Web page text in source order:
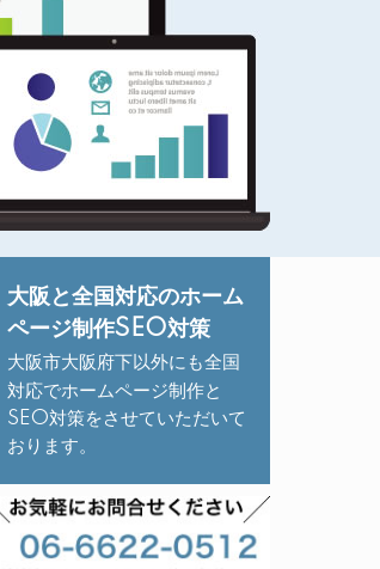
大阪と全国対応のホーム
ページ制作SEO対策
大阪市大阪府下以外にも全国
対応でホームページ制作と
SEO対策をさせていただいて
おります。